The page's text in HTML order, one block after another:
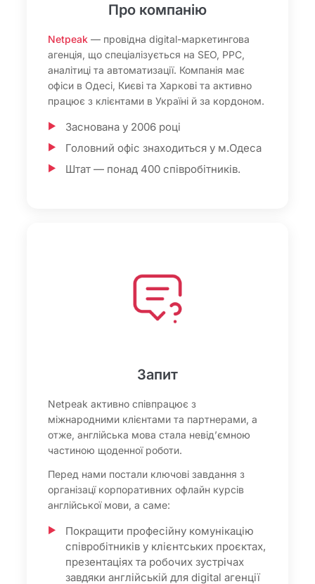
Про компанію
Netpeak — провідна digital-маркетингова
агенція, що спеціалізується на SEO, PPC,
аналітиці та автоматизації. Компанія має
офіси в Одесі, Києві та Харкові та активно
працює з клієнтами в Україні й за кордоном.
Заснована у 2006 році
Головний офіс знаходиться у м.Одеса
Штат — понад 400 співробітників.
Запит
Netpeak активно співпрацює з
міжнародними клієнтами та партнерами, а
отже, англійська мова стала невід’ємною
частиною щоденної роботи.
Перед нами постали ключові завдання з
організацї корпоративних офлайн курсів
англійської мови, а саме:
Покращити професійну комунікацію
співробітників у клієнтських проєктах,
презентаціях та робочих зустрічах
завдяки англійській для digital агенції